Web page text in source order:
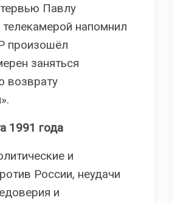
Павлу
напомнил
произошёл
заняться
возврату
1991 года
и
России, неудачи
и